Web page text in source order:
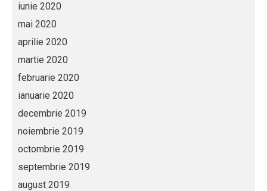
iunie 2020
mai 2020
aprilie 2020
martie 2020
februarie 2020
ianuarie 2020
decembrie 2019
noiembrie 2019
octombrie 2019
septembrie 2019
august 2019